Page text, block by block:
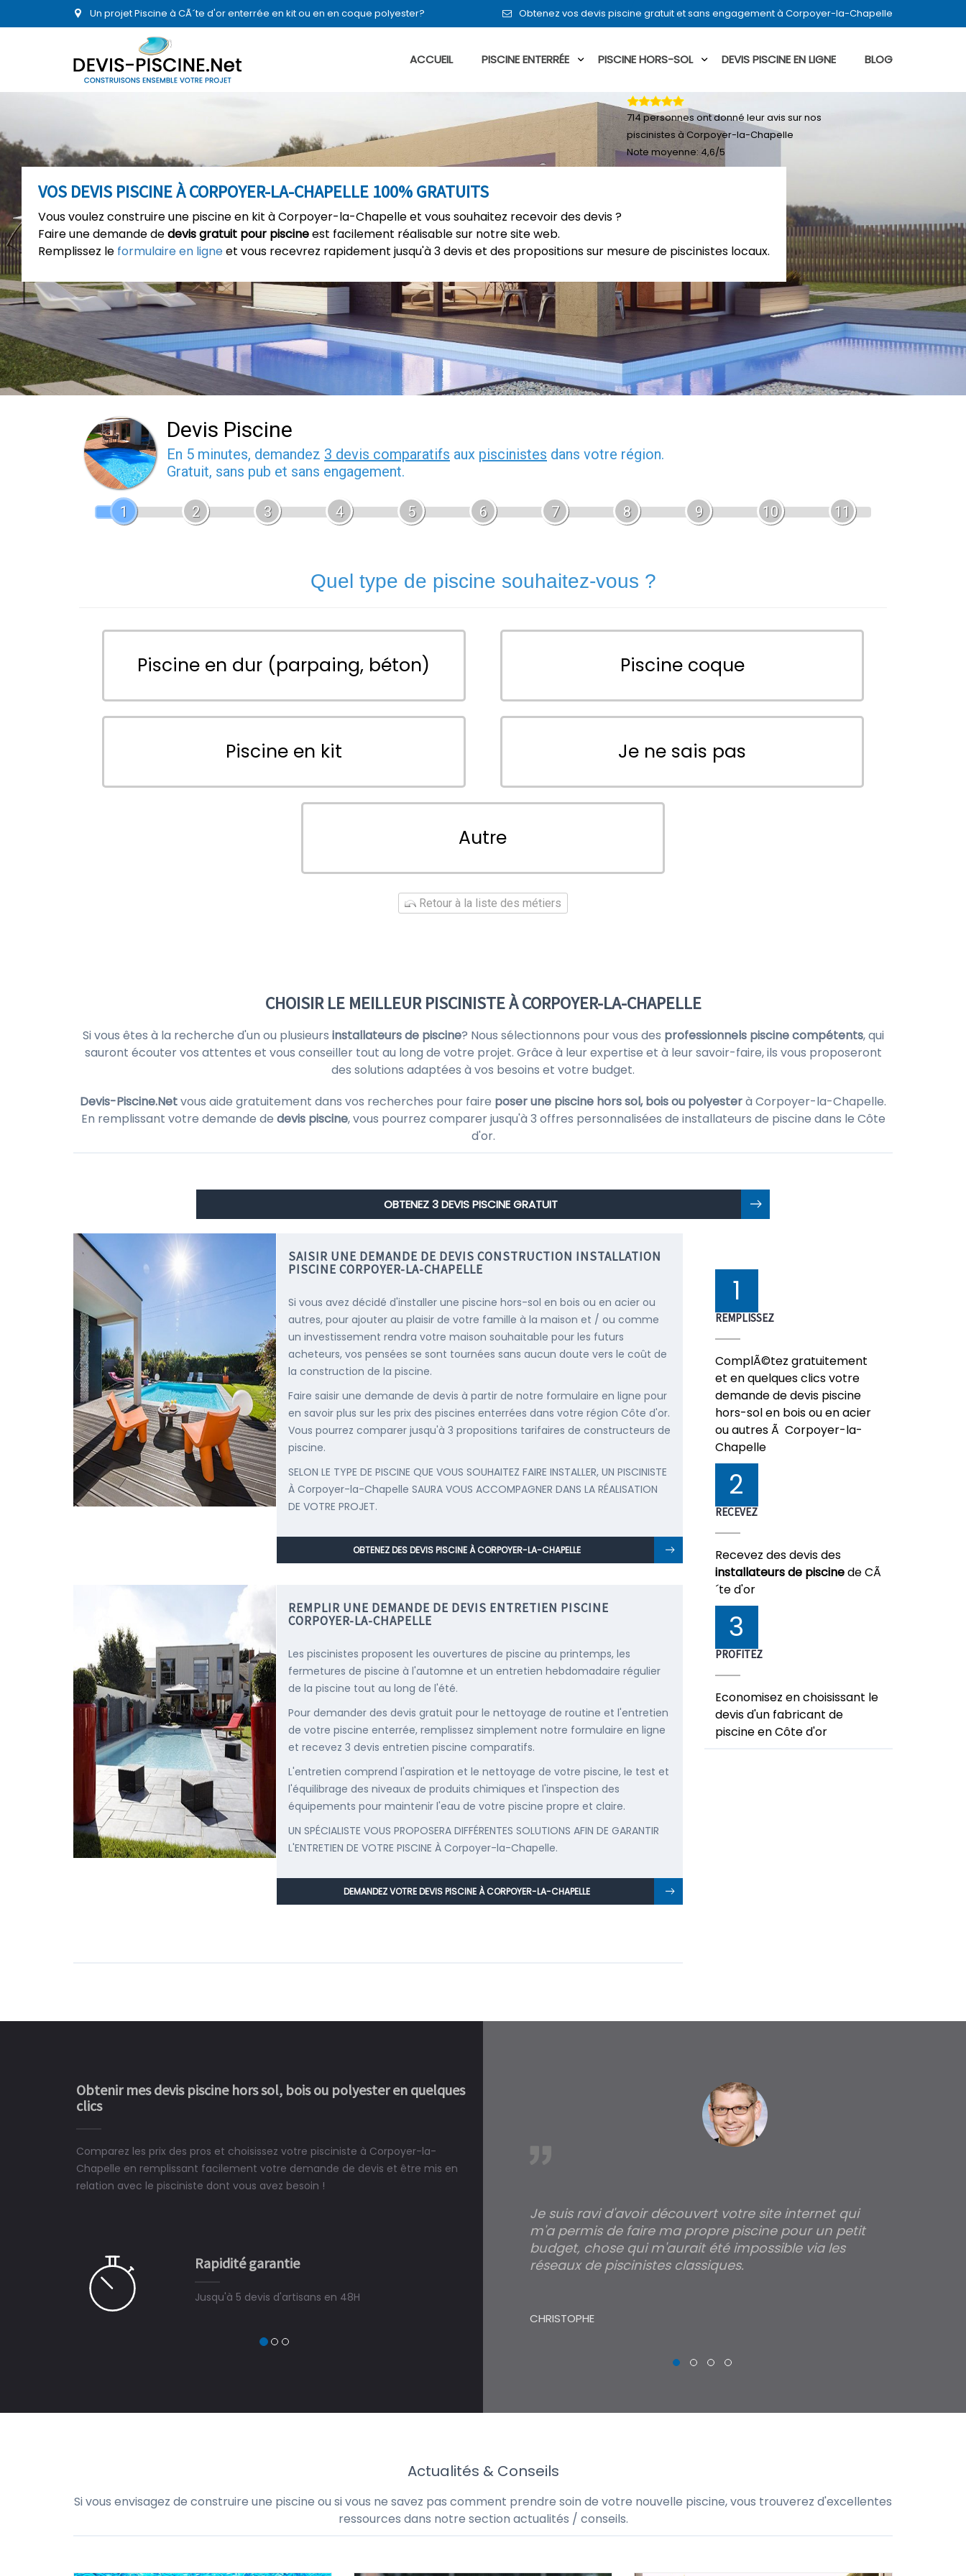
Un projet Piscine à CÃ´te d'or enterrée en kit ou en en coque polyester? Obtenez vos devis piscine gratuit et sans engagement à Corpoyer-la-Chapelle
ACCUEIL PISCINE ENTERRÉE PISCINE HORS-SOL DEVIS PISCINE EN LIGNE BLOG
VOS DEVIS PISCINE À CORPOYER-LA-CHAPELLE 100% GRATUITS
Vous voulez construire une piscine en kit à Corpoyer-la-Chapelle et vous souhaitez recevoir des devis ?
Faire une demande dedevis gratuit pour piscineest facilement réalisable sur notre site web.
Remplissez le formulaire en ligneet vous recevrez rapidement jusqu'à 3 devis et des propositions sur mesure de piscinistes locaux.
714personnes ont donné leuravis sur nos
piscinistes à Corpoyer-la-Chapelle
Note moyenne:4,6/5
Devis Piscine
En 5 minutes, demandez 3 devis comparatifs aux piscinistes dans votre région.
Gratuit, sans pub et sans engagement.
1 2 3 4 5 6 7 8 9 10 11
Quel type de piscine souhaitez-vous ?
Piscine en dur (parpaing, béton) Piscine coque
Piscine en kit Je ne sais pas
Autre
Retour à la liste des métiers
CHOISIR LE MEILLEUR PISCINISTE À CORPOYER-LA-CHAPELLE
Si vous êtes à la recherche d'un ou plusieurs installateurs de piscine? Nous sélectionnons pour vous des professionnels piscine compétents, qui
sauront écouter vos attentes et vous conseiller tout au long de votre projet. Grâce à leur expertise et à leur savoir-faire, ils vous proposeront
des solutions adaptées à vos besoins et votre budget.
Devis-Piscine.Netvous aide gratuitement dans vos recherches pour faire poser une piscine hors sol, bois ou polyesterà Corpoyer-la-Chapelle.
En remplissant votre demande de devis piscine, vous pourrez comparer jusqu'à 3 offres personnalisées de installateurs de piscine dans le Côte
d'or.
OBTENEZ 3 DEVIS PISCINE GRATUIT
SAISIR UNE DEMANDE DE DEVIS CONSTRUCTION INSTALLATION
PISCINE CORPOYER-LA-CHAPELLE
Si vous avez décidé d'installer une piscine hors-sol en bois ou en acier ou
autres, pour ajouter au plaisir de votre famille à la maison et / ou comme
un investissement rendra votre maison souhaitable pour les futurs
acheteurs, vos pensées se sont tournées sans aucun doute vers le coût de
la construction de la piscine.
Faire saisir une demande de devis à partir de notre formulaire en ligne pour
en savoir plus sur les prix des piscines enterrées dans votre région Côte d'or.
Vous pourrez comparer jusqu'à 3 propositions tarifaires de constructeurs de
piscine.
SELON LE TYPE DE PISCINE QUE VOUS SOUHAITEZ FAIRE INSTALLER, UN PISCINISTE
À Corpoyer-la-Chapelle SAURA VOUS ACCOMPAGNER DANS LA RÉALISATION
DE VOTRE PROJET.
OBTENEZ DES DEVIS PISCINE À CORPOYER-LA-CHAPELLE
REMPLIR UNE DEMANDE DE DEVIS ENTRETIEN PISCINE
CORPOYER-LA-CHAPELLE
Les piscinistes proposent les ouvertures de piscine au printemps, les
fermetures de piscine à l'automne et un entretien hebdomadaire régulier
de la piscine tout au long de l'été.
Pour demander des devis gratuit pour le nettoyage de routine et l'entretien
de votre piscine enterrée, remplissez simplement notre formulaire en ligne
et recevez 3 devis entretien piscine comparatifs.
L'entretien comprend l'aspiration et le nettoyage de votre piscine, le test et
l'équilibrage des niveaux de produits chimiques et l'inspection des
équipements pour maintenir l'eau de votre piscine propre et claire.
UN SPÉCIALISTE VOUS PROPOSERA DIFFÉRENTES SOLUTIONS AFIN DE GARANTIR
L'ENTRETIEN DE VOTRE PISCINE À Corpoyer-la-Chapelle.
DEMANDEZ VOTRE DEVIS PISCINE À CORPOYER-LA-CHAPELLE
1
REMPLISSEZ
ComplÃ©tez gratuitement
et en quelques clics votre
demande de devis piscine
hors-sol en bois ou en acier
ou autres Ã Corpoyer-la-
Chapelle
2
RECEVEZ
Recevez des devis des
installateurs de piscinede CÃ
´te d'or
3
PROFITEZ
Economisez en choisissant le
devis d'un fabricant de
piscine en Côte d'or
Obtenir mes devis piscine hors sol, bois ou polyester en quelques
clics
Comparez les prix des pros et choisissez votre pisciniste à Corpoyer-la-
Chapelle en remplissant facilement votre demande de devis et être mis en
relation avec le pisciniste dont vous avez besoin !
Rapidité garantie
Jusqu'à 5 devis d'artisans en 48H
ne peut plus s'en passer.
Le rêve devient enfin réalité, une piscine est bien
construit chez moi.
Je suis ravi d'avoir découvert votre site internet qui
m'a permis de faire ma propre piscine pour un petit
budget, chose qui m'aurait été impossible via les
réseaux de piscinistes classiques.
CHRISTOPHE
Actualités & Conseils
Si vous envisagez de construire une piscine ou si vous ne savez pas comment prendre soin de votre nouvelle piscine, vous trouverez d'excellentes
ressources dans notre section actualités / conseils.